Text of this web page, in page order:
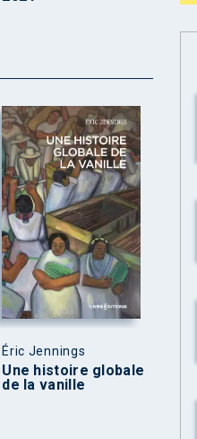
Éric Jennings
Une histoire globale
de la vanille